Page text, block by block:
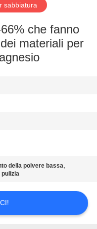
sabbiatura
che fanno
materiali per
della polvere bassa,